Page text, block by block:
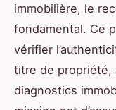
immobilière, le
fondamental. Ce
vérifier
titre de propriété,
diagnostics